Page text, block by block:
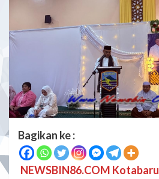
Bagikan ke :
NEWSBIN86.COM Kotabaru